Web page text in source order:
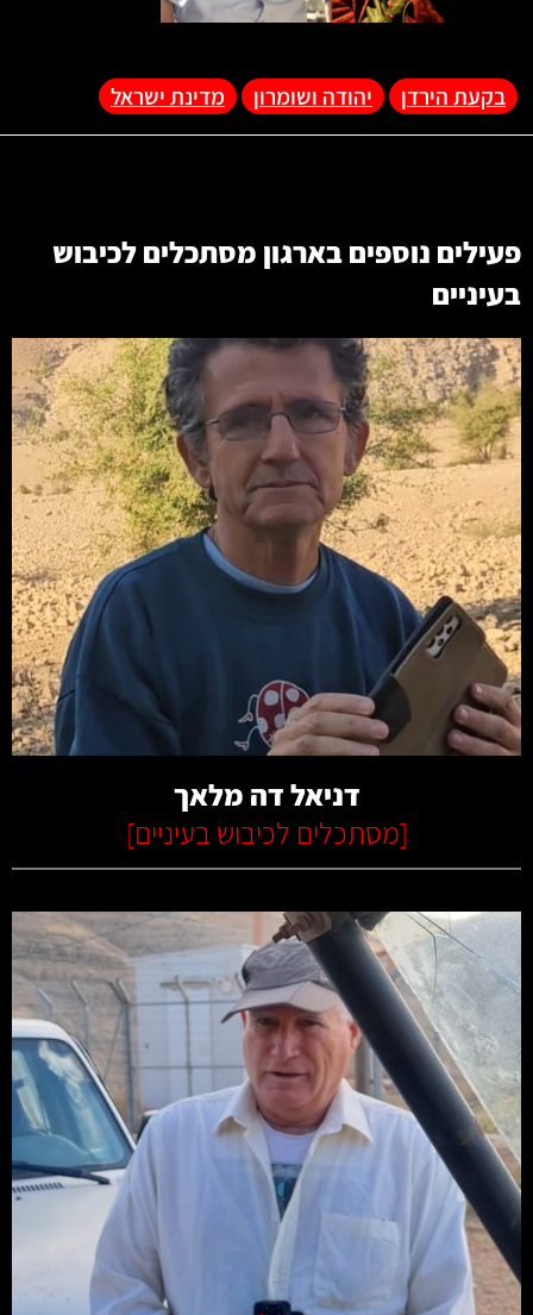
בקעת הירדן יהודה ושומרון מדינת ישראל
פעילים נוספים בארגון מסתכלים לכיבוש
בעיניים
קרא עוד
דניאל דה מלאך
[מסתכלים לכיבוש בעיניים]
קרא עוד